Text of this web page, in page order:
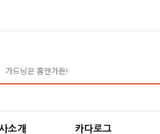
소개 카다로그